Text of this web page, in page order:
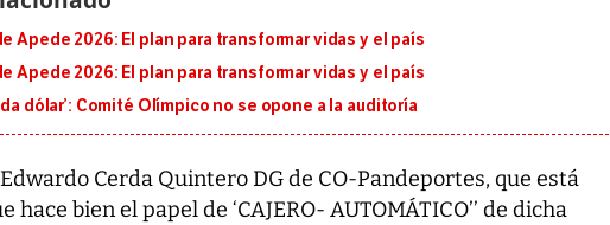
Apede 2026: El plan para transformar vidas y el país
Apede 2026: El plan para transformar vidas y el país
dólar’: Comité Olímpico no se opone a la auditoría
Cerda Quintero DG de CO-Pandeportes, que está
bien el papel de ‘CAJERO- AUTOMÁTICO’’ de dicha
julio en la prefectura de Kumamoto,
al sur de Japón, provocando una
emergencia de gran